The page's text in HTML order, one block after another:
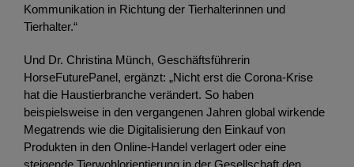
Kommunikation in Richtung der Tierhalterinnen und
Tierhalter.“
Und Dr. Christina Münch, Geschäftsführerin
HorseFuturePanel, ergänzt: „Nicht erst die Corona-Krise
hat die Haustierbranche verändert. So haben
beispielsweise in den vergangenen Jahren global wirkende
Megatrends wie die Digitalisierung den Einkauf von
Produkten in den Online-Handel verlagert oder eine